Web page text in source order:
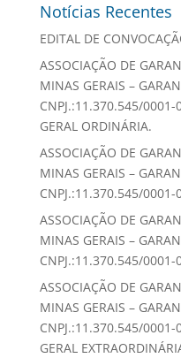
Notícias Recentes
EDITAL DE
ASSOCIAÇÃO DE
MINAS GERAIS –
CNPJ.:11.370.545/0001-
GERAL ORDINÁRIA.
ASSOCIAÇÃO DE
MINAS GERAIS –
CNPJ.:11.370.545/0001-
ASSOCIAÇÃO DE
MINAS GERAIS –
CNPJ.:11.370.545/0001-
ASSOCIAÇÃO DE
MINAS GERAIS –
CNPJ.:11.370.545/0001-
GERAL